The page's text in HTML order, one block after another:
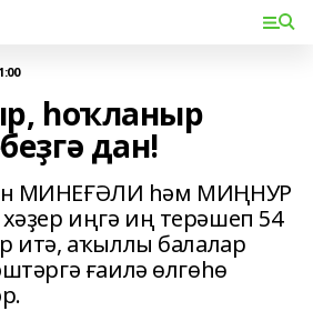
һоҡланыр
дан!
МИНЕҒӘЛИ һәм МИҢНУР
иңгә иң терәшеп 54
итә, аҡыллы балалар
ғаилә өлгөһө